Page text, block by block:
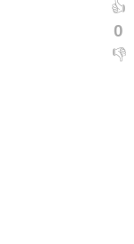
👍
0
👎